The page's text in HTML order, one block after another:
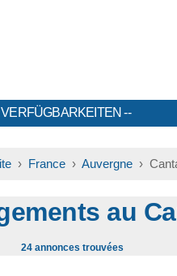
› France ›Auvergne ›
au
24 annonces trouvées